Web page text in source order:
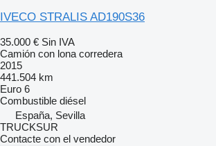
IVECO STRALIS AD190S36
35.000 € Sin IVA
Camión con lona corredera
2015
441.504 km
Euro 6
Combustible diésel
España, Sevilla
TRUCKSUR
Contacte con el vendedor